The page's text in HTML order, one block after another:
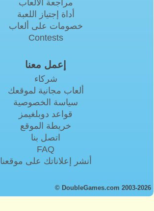
مراجعة الألعاب
أداة إجتياز اللعبة
خصومات على ألعاب
Contests
إعمل معنا
شركاء
ألعاب مجانية لموقعك
سياسة الخصوصية
قواعد دوبلغيمز
خريطة الموقع
اتصل بنا
FAQ
أنشر إعلاناتك على موقعنا
© DoubleGames.com 2003-2026